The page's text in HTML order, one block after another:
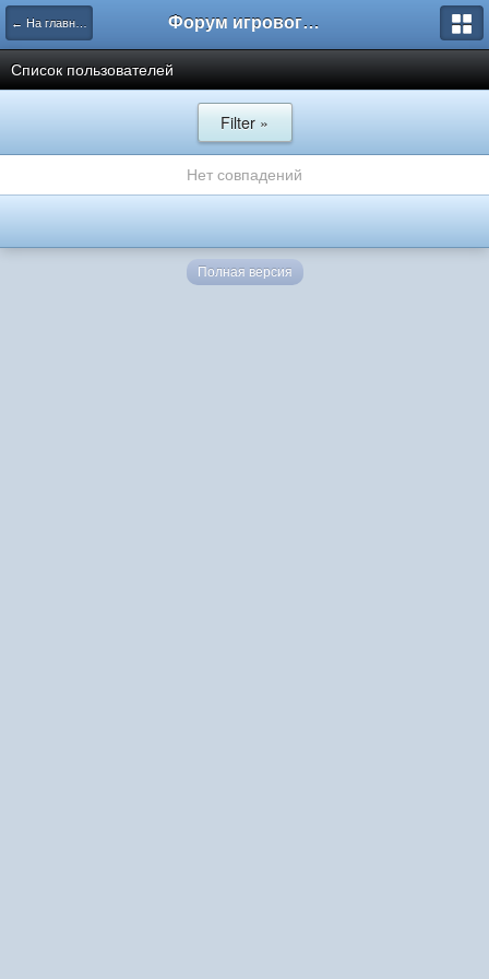
← На главную Форум игрового проекта Riverrise
Список пользователей
Filter »
Нет совпадений
Полная версия